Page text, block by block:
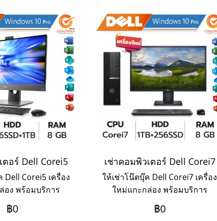
ต่อเข้ามาค่ะ
ตอร์ Dell Corei5
Dell Corei5 เครื่อง
อง พร้อมบริการ
ระยะเช่า 3ปี
เดือน หากต้องการ
฿0
เช่าคอมพิวเตอร์ Dell Corei7
ให้เช่าโน๊ตบุ๊ค Dell Corei7 เครื่อง
ใหม่แกะกล่อง พร้อมบริการ
Onsite Service ระยะเช่า 3ปี
ชำระเป็นรายเดือน หากต้องการ
฿0